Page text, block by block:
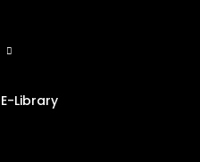
E-Library